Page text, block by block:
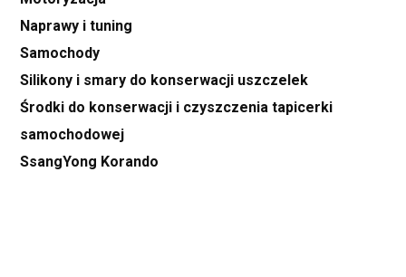
Naprawy i tuning
Samochody
Silikony i smary do konserwacji uszczelek
Środki do konserwacji i czyszczenia tapicerki
samochodowej
SsangYong Korando